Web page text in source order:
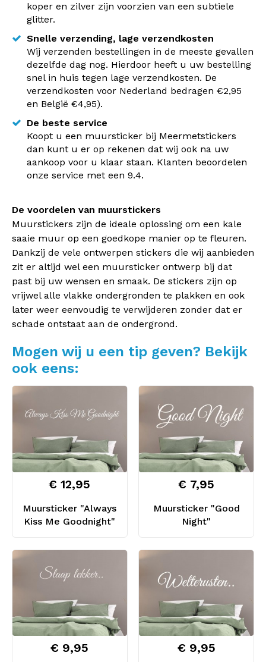
koper en zilver zijn voorzien van een subtiele
glitter.
Snelle verzending, lage verzendkosten
Wij verzenden bestellingen in de meeste gevallen
dezelfde dag nog. Hierdoor heeft u uw bestelling
snel in huis tegen lage verzendkosten. De
verzendkosten voor Nederland bedragen €2,95
en België €4,95).
De beste service
Koopt u een muursticker bij Meermetstickers
dan kunt u er op rekenen dat wij ook na uw
aankoop voor u klaar staan. Klanten beoordelen
onze service met een 9.4.
De voordelen van muurstickers
Muurstickers zijn de ideale oplossing om een kale
saaie muur op een goedkope manier op te fleuren.
Dankzij de vele ontwerpen stickers die wij aanbieden
zit er altijd wel een muursticker ontwerp bij dat
past bij uw wensen en smaak. De stickers zijn op
vrijwel alle vlakke ondergronden te plakken en ook
later weer eenvoudig te verwijderen zonder dat er
schade ontstaat aan de ondergrond.
Mogen wij u een tip geven? Bekijk
ook eens:
Muursticker "Always
Kiss Me Goodnight"
€ 12,95
Muursticker "Good
Night"
€ 7,95
€ 9,95 € 9,95